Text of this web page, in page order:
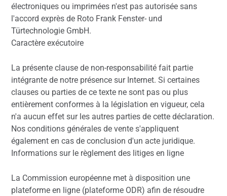
électroniques ou imprimées n'est pas autorisée sans
l'accord exprès de Roto Frank Fenster- und
Türtechnologie GmbH.
Caractère exécutoire
La présente clause de non-responsabilité fait partie
intégrante de notre présence sur Internet. Si certaines
clauses ou parties de ce texte ne sont pas ou plus
entièrement conformes à la législation en vigueur, cela
n'a aucun effet sur les autres parties de cette déclaration.
Nos conditions générales de vente s'appliquent
également en cas de conclusion d'un acte juridique.
Informations sur le règlement des litiges en ligne
La Commission européenne met à disposition une
plateforme en ligne (plateforme ODR) afin de résoudre